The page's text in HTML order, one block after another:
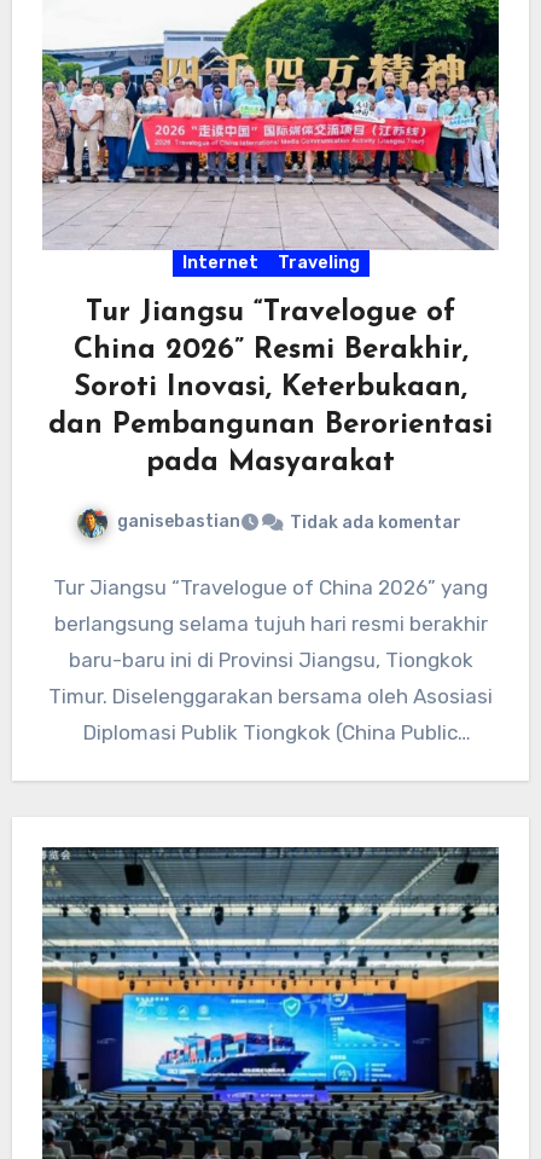
Internet Traveling
Tur Jiangsu “Travelogue of
China 2026” Resmi Berakhir,
Soroti Inovasi, Keterbukaan,
dan Pembangunan Berorientasi
pada Masyarakat
ganisebastian Tidak ada komentar
Tur Jiangsu “Travelogue of China 2026” yang
berlangsung selama tujuh hari resmi berakhir
baru-baru ini di Provinsi Jiangsu, Tiongkok
Timur. Diselenggarakan bersama oleh Asosiasi
Diplomasi Publik Tiongkok (China Public